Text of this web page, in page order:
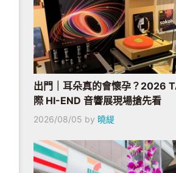
出門｜耳朵真的會懷孕？2026
際 HI-END 音響展現場搶先看
2026/08/05 by 曉緹